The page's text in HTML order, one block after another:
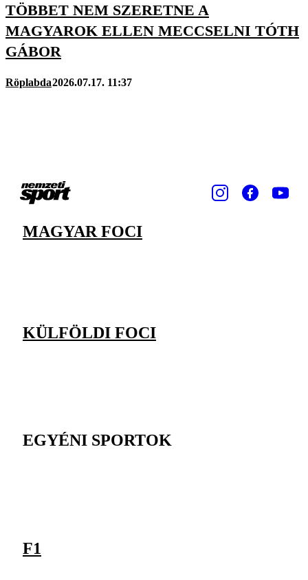
TÖBBET NEM SZERETNE A
MAGYAROK ELLEN MECCSELNI TÓTH
GÁBOR
Röplabda2026.07.17. 11:37
MAGYAR FOCI
KÜLFÖLDI FOCI
EGYÉNI SPORTOK
F1